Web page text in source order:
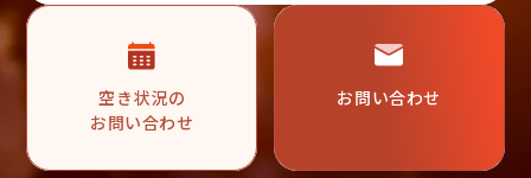
空き状況の
お問い合わせ
お問い合わせ